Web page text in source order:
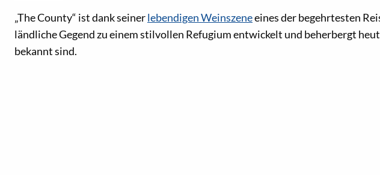
„The County“ ist dank seinerlebendigen Weinszeneeines der begehrtesten
ländliche Gegend zu einem stilvollen Refugium entwickelt und beherbergt
bekannt sind.